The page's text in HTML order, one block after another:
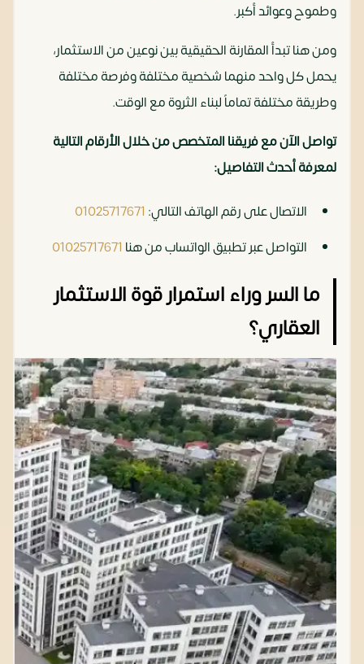
وطموح وعوائد أكبر.
ومن هنا تبدأ المقارنة الحقيقية بين نوعين من الاستثمار،
يحمل كل واحد منهما شخصية مختلفة وفرصة مختلفة
وطريقة مختلفة تماماً لبناء الثروة مع الوقت.
تواصل الآن مع فريقنا المتخصص من خلال الأرقام التالية
لمعرفة أحدث التفاصيل:
الاتصال على رقم الهاتف التالي: 01025717671
التواصل عبر تطبيق الواتساب من هنا 01025717671
ما السر وراء استمرار قوة الاستثمار
العقاري؟